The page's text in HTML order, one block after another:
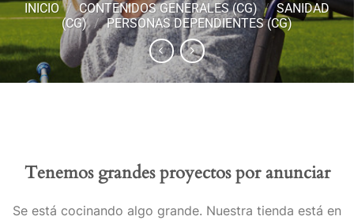
INICIO / CONTENIDOS GENERALES (CG) / SANIDAD
(CG) / PERSONAS DEPENDIENTES (CG)
Tenemos grandes proyectos por anunciar
Se está cocinando algo grande. Nuestra tienda está en